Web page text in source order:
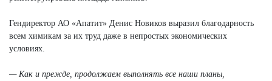
Гендиректор АО «Апатит» Денис Новиков выразил благодарность
всем химикам за их труд даже в непростых экономических
условиях.
— Как и прежде, продолжаем выполнять все наши планы,